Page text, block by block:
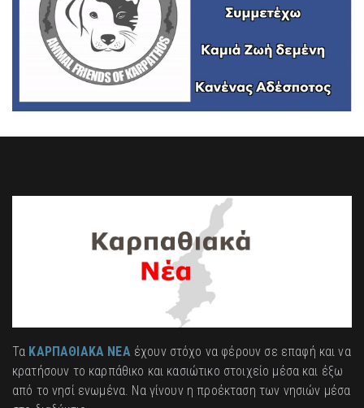
Τα ΚΑΡΠΑΘΙΑΚΑ ΝΕΑέχουν στόχο να φέρουν σε επαφή και να
κρατήσουν το καρπάθικο και κασιώτικο στοιχείο μέσα και έξω
από το νησί ενωμένα. Να γίνουν η προέκταση των νησιών μέσα